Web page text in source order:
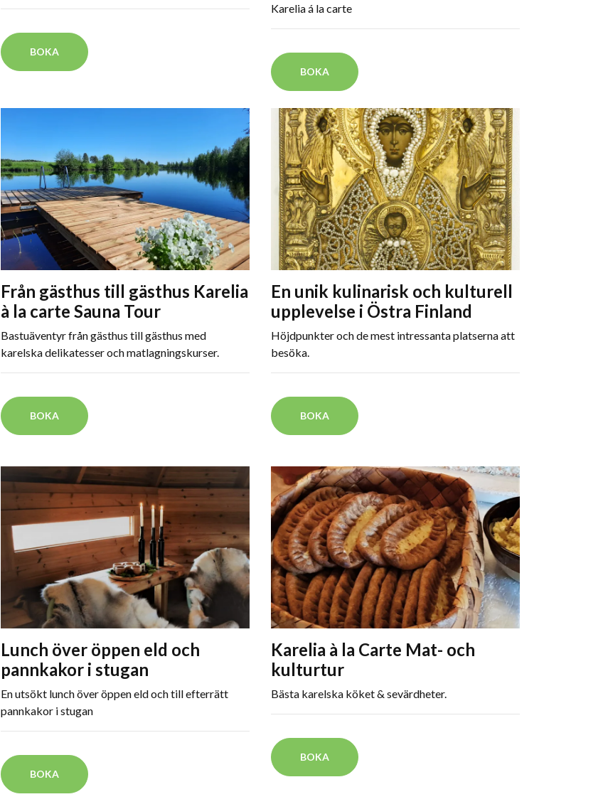
BOKA
Karelia á la carte
BOKA
Från gästhus till gästhus Karelia
à la carte Sauna Tour
Bastuäventyr från gästhus till gästhus med
karelska delikatesser och matlagningskurser.
BOKA
En unik kulinarisk och kulturell
upplevelse i Östra Finland
Höjdpunkter och de mest intressanta platserna att
besöka.
BOKA
Lunch över öppen eld och
pannkakor i stugan
En utsökt lunch över öppen eld och till efterrätt
pannkakor i stugan
BOKA
Karelia à la Carte Mat- och
kulturtur
Bästa karelska köket & sevärdheter.
BOKA